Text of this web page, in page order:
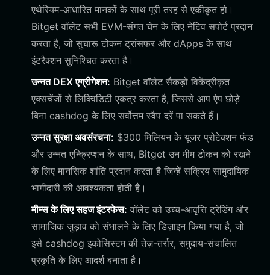
एथेरियम-आधारित मानकों के साथ पूरी तरह से एकीकृत हो।
Bitget वॉलेट सभी EVM-संगत चेन के लिए नेटिव सपोर्ट प्रदान
करता है, जो सुचारू टोकन ट्रांसफर और dApps के साथ
इंटरैक्शन सुनिश्चित करता है।
उन्नत DEX एग्रीगेशन: Bitget वॉलेट सैकड़ों विकेंद्रीकृत
एक्सचेंजों से लिक्विडिटी एकत्र करता है, जिससे आप ऐप छोड़े
बिना cashdog के लिए सर्वोत्तम स्वैप दरें पा सकते हैं।
उन्नत सुरक्षा अवसंरचना: $300 मिलियन के यूजर प्रोटेक्शन फंड
और उन्नत एन्क्रिप्शन के साथ, Bitget उन मीम टोकन को रखने
के लिए मानसिक शांति प्रदान करता है जिन्हें सक्रिय सामुदायिक
भागीदारी की आवश्यकता होती है।
मीम्स के लिए सहज इंटरफेस: वॉलेट को उच्च-आवृत्ति ट्रेडिंग और
सामाजिक जुड़ाव को संभालने के लिए डिज़ाइन किया गया है, जो
इसे cashdog इकोसिस्टम की तेज़-तर्रार, समुदाय-संचालित
प्रकृति के लिए आदर्श बनाता है।